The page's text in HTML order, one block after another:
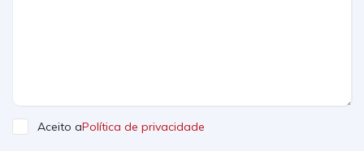
Aceito aPolítica de privacidade